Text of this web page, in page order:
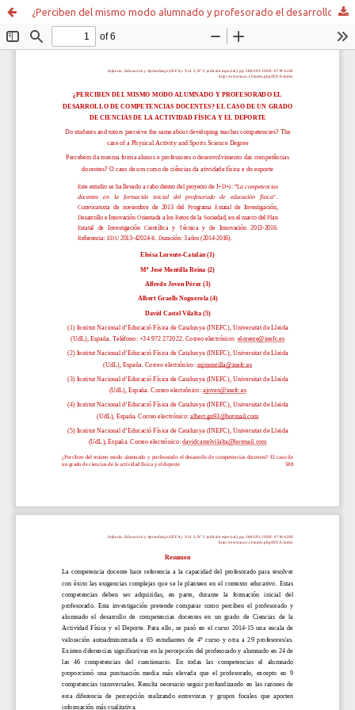
¿Perciben del mismo modo alumnado y profesorado el desarrollo de competencias docentes? El caso de un grado de ciencias de la actividad física y el deporte